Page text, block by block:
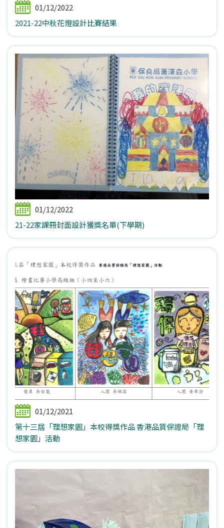
01/12/2022
2021-22中秋花燈設計比賽結果
01/12/2022
21-22家課冊封面設計獲獎名單(下學期)
01/12/2021
第十三屆「理想家園」本校得獎作品 香港品質保證局「理
想家園」活動